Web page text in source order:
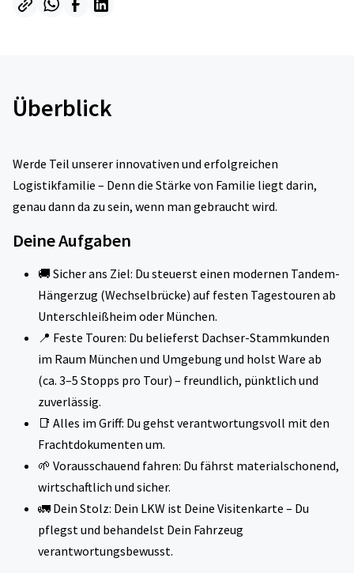
Überblick
Werde Teil unserer innovativen und erfolgreichen
Logistikfamilie – Denn die Stärke von Familie liegt darin,
genau dann da zu sein, wenn man gebraucht wird.
Deine Aufgaben
🚚 Sicher ans Ziel: Du steuerst einen modernen Tandem-
Hängerzug (Wechselbrücke) auf festen Tagestouren ab
Unterschleißheim oder München.
📍 Feste Touren: Du belieferst Dachser-Stammkunden
im Raum München und Umgebung und holst Ware ab
(ca. 3–5 Stopps pro Tour) – freundlich, pünktlich und
zuverlässig.
📑 Alles im Griff: Du gehst verantwortungsvoll mit den
Frachtdokumenten um.
🌱 Vorausschauend fahren: Du fährst materialschonend,
wirtschaftlich und sicher.
🚛 Dein Stolz: Dein LKW ist Deine Visitenkarte – Du
pflegst und behandelst Dein Fahrzeug
verantwortungsbewusst.